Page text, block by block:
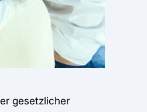
gesetzlicher